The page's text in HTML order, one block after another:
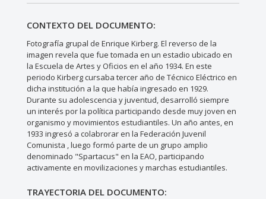
CONTEXTO DEL DOCUMENTO:
Fotografía grupal de Enrique Kirberg. El reverso de la
imagen revela que fue tomada en un estadio ubicado en
la Escuela de Artes y Oficios en el año 1934. En este
periodo Kirberg cursaba tercer año de Técnico Eléctrico en
dicha institución a la que había ingresado en 1929.
Durante su adolescencia y juventud, desarrolló siempre
un interés por la política participando desde muy joven en
organismo y movimientos estudiantiles. Un año antes, en
1933 ingresó a colabrorar en la Federación Juvenil
Comunista , luego formó parte de un grupo amplio
denominado "Spartacus" en la EAO, participando
activamente en movilizaciones y marchas estudiantiles.
TRAYECTORIA DEL DOCUMENTO: